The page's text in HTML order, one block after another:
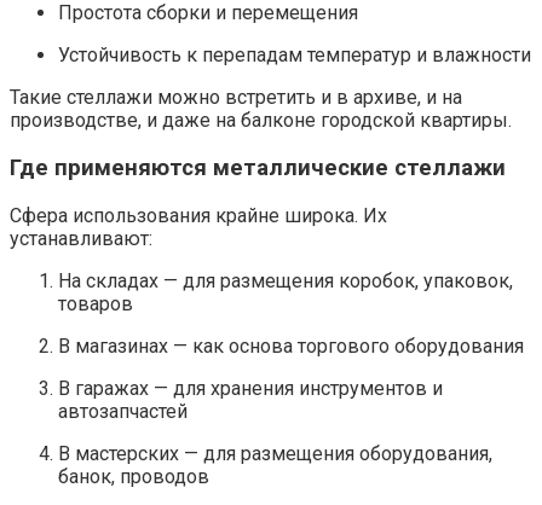
Простота сборки и перемещения
Устойчивость к перепадам температур и влажности
Такие стеллажи можно встретить и в архиве, и на
производстве, и даже на балконе городской квартиры.
Где применяются металлические стеллажи
Сфера использования крайне широка. Их
устанавливают:
На складах — для размещения коробок, упаковок,
товаров
В магазинах — как основа торгового оборудования
В гаражах — для хранения инструментов и
автозапчастей
В мастерских — для размещения оборудования,
банок, проводов